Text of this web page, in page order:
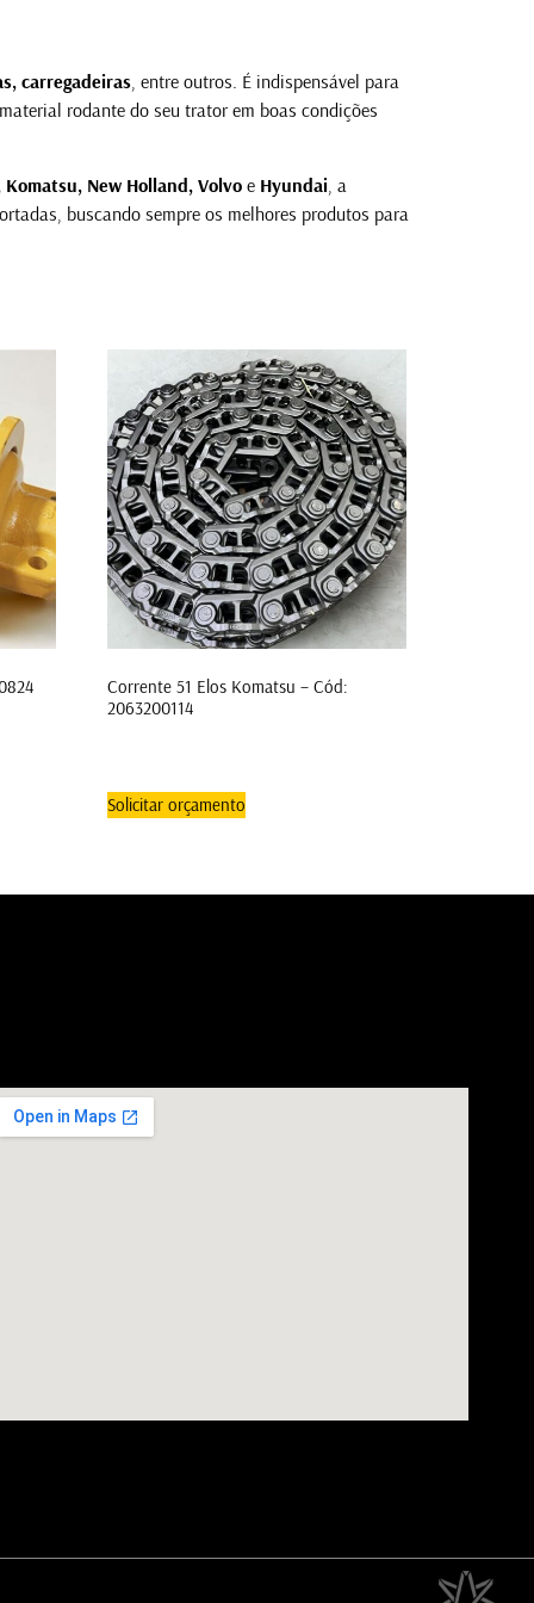
carregadeiras, entre outros. É indispensável para
rodante do seu trator em boas condições
New Holland, Volvoe Hyundai , a
buscando sempre os melhores produtos para
Corrente 51 Elos Komatsu – Cód:
2063200114
Solicitar orçamento